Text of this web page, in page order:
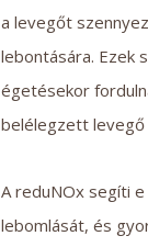
a levegőt
lebontására. Ezek
égetésekor
belélegzett levegő
A reduNOx segíti
lebomlását, és